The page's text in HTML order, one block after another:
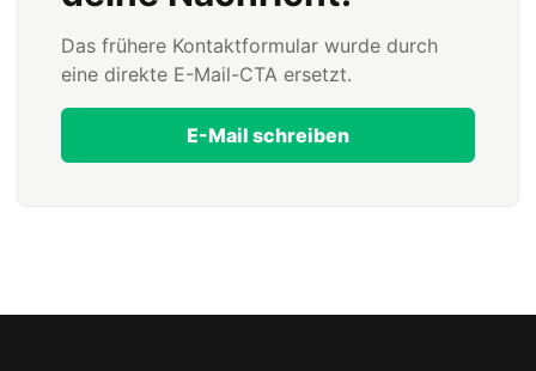
Das frühere Kontaktformular wurde durch
eine direkte E-Mail-CTA ersetzt.
E-Mail schreiben